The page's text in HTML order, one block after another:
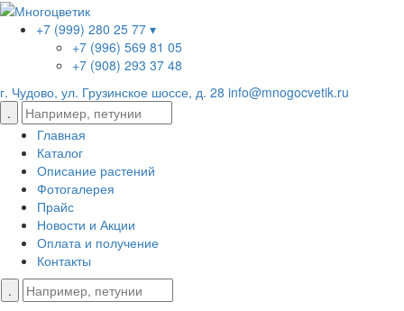
+7 (999) 280 25 77 ▾
+7 (996) 569 81 05
+7 (908) 293 37 48
г. Чудово, ул. Грузинское шоссе, д. 28 info@mnogocvetik.ru
Главная
Каталог
Описание растений
Фотогалерея
Прайс
Новости и Акции
Оплата и получение
Контакты